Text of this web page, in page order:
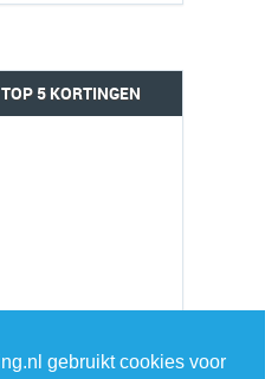
gebruikt cookies voor
TOP 5 KORTINGEN